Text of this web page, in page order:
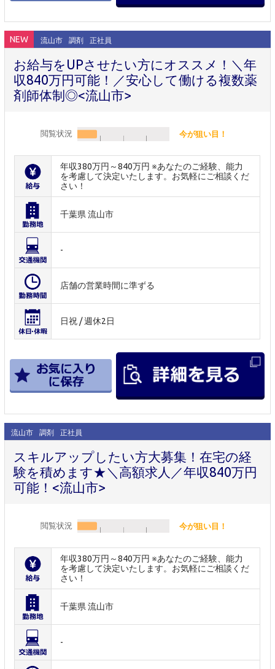
NEW 流山市 調剤 正社員
お給与をUPさせたい方にオススメ！＼年
収840万円可能！／安心して働ける複数薬
剤師体制◎<流山市>
閲覧状況 今が狙い目！
年収380万円～840万円 ※あなたのご経験、能力
を考慮して決定いたします。お気軽にご相談くだ
さい！
千葉県 流山市
-
店舗の営業時間に準ずる
日祝 / 週休2日
流山市 調剤 正社員
スキルアップしたい方大募集！在宅の経
験を積めます★＼高額求人／年収840万円
可能！<流山市>
閲覧状況 今が狙い目！
年収380万円～840万円 ※あなたのご経験、能力
を考慮して決定いたします。お気軽にご相談くだ
さい！
千葉県 流山市
-